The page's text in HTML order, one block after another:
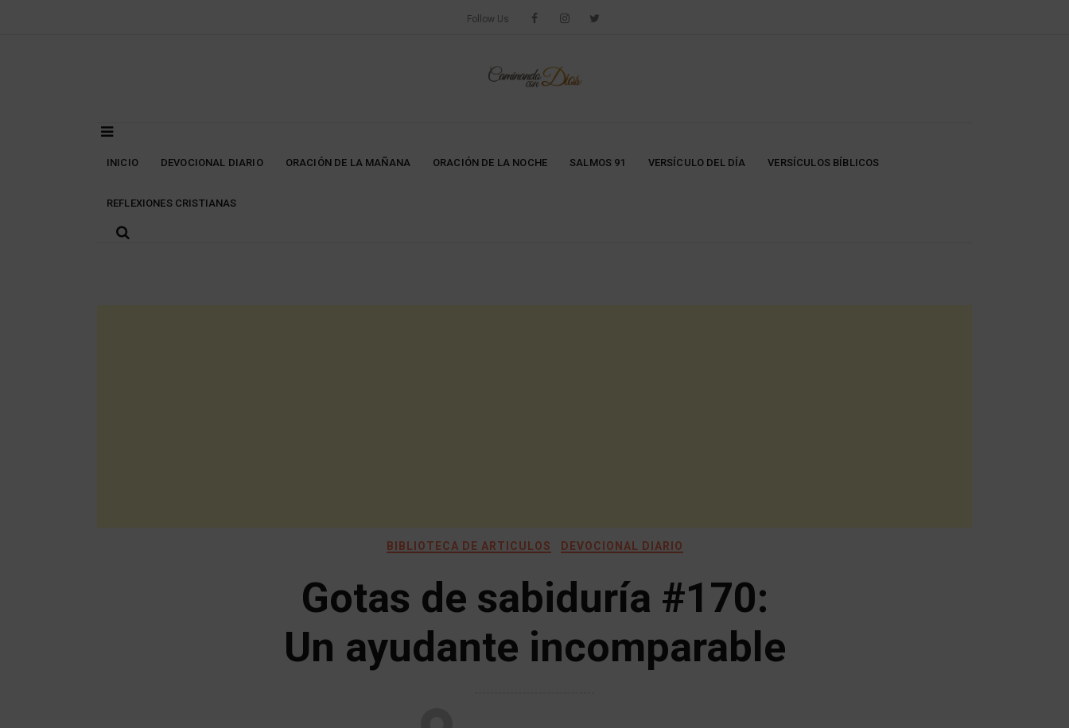
Follow Us
INICIO DEVOCIONAL DIARIO ORACIÓN DE LA MAÑANA ORACIÓN DE LA NOCHE SALMOS 91 VERSÍCULO DEL DÍA VERSÍCULOS BÍBLICOS
REFLEXIONES CRISTIANAS
BIBLIOTECA DE ARTICULOS DEVOCIONAL DIARIO
Gotas de sabiduría #170:
Un ayudante incomparable